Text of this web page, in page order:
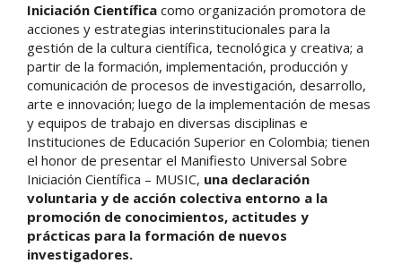
Iniciación Científica como organización promotora de
acciones y estrategias interinstitucionales para la
gestión de la cultura científica, tecnológica y creativa; a
partir de la formación, implementación, producción y
comunicación de procesos de investigación, desarrollo,
arte e innovación; luego de la implementación de mesas
y equipos de trabajo en diversas disciplinas e
Instituciones de Educación Superior en Colombia; tienen
el honor de presentar el Manifiesto Universal Sobre
Iniciación Científica – MUSIC, una declaración
voluntaria y de acción colectiva entorno a la
promoción de conocimientos, actitudes y
prácticas para la formación de nuevos
investigadores.